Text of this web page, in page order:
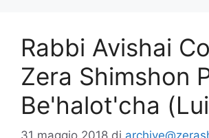
Rabbi Avishai
Zera Shimshon
Be'halot'cha
31 maggio 2018 di